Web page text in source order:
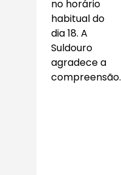
no horário
habitual do
dia 18. A
Suldouro
agradece a
compreensão.